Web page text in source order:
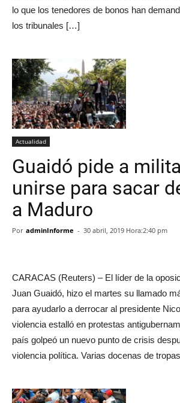
lo que los tenedores de bonos han
los tribunales […]
Actualidad
Guaidó pide a
unirse para sacar
a Maduro
Por adminInforme - 30 abril, 2019 Hora:2:40 pm
CARACAS (Reuters) – El líder de la
Juan Guaidó, hizo el martes su llamado
para ayudarlo a derrocar al presidente
violencia estalló en protestas
país golpeó un nuevo punto de crisis
violencia política. Varias docenas de